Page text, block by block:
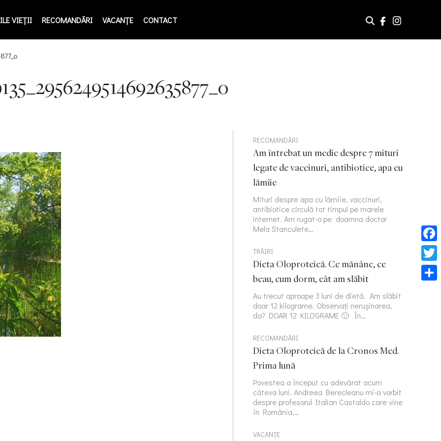
VIEŢII RECOMANDĂRI VACANȚE CONTACT
RECOMANDĂRI
Am întrebat un medic despre 7 mituri
legate de vaccinuri, antibiotice, apa cu
lămîie
Mituri despre apa cu lămîie, vaccinuri,
antibiotice circulă tot timpul pe marele
internet. Am rugat-o pe doamna doctor
Mela Stanculete…
TRĂIRI
Dieta Oloproteică. Ce mănânc, ce
beau, cum dorm, cât am slăbit
Au trecut aproape 3 luni de dietă. Am slăbit
doar 12 kilograme. Observați nerușinarea,
da? DOAR 12 KILOGRAME 🙂 În…
RECOMANDĂRI
Dieta Oloproteică de la Cronos Med.
Prima lună
Povestea a început cu adevărat acum
câteva luni. Andreea Berecleanu mi-a vorbit
despre profesorul Italian Castaldo care vine
în România,…
VACANȚE